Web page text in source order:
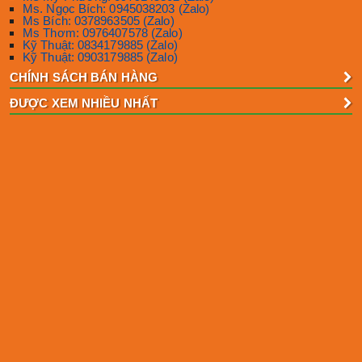
Ms. Ngọc Bích: 0945038203 (Zalo)
Ms Bích: 0378963505 (Zalo)
Ms Thơm: 0976407578 (Zalo)
Kỹ Thuật: 0834179885 (Zalo)
Kỹ Thuật: 0903179885 (Zalo)
CHÍNH SÁCH BÁN HÀNG
ĐƯỢC XEM NHIỀU NHẤT